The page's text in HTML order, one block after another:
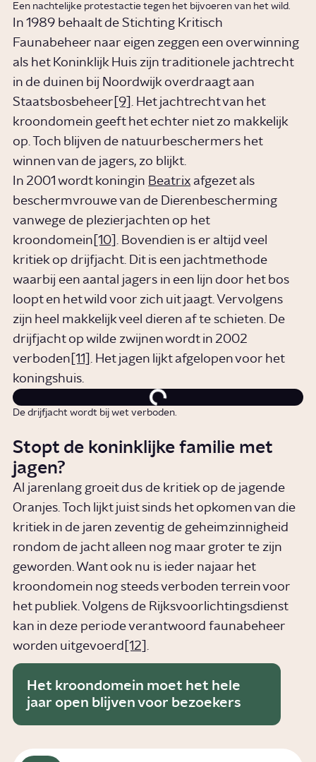
Een nachtelijke protestactie tegen het bijvoeren van het wild.
In 1989 behaalt de Stichting Kritisch
Faunabeheer naar eigen zeggen een overwinning
als het Koninklijk Huis zijn traditionele jachtrecht
in de duinen bij Noordwijk overdraagt aan
Staatsbosbeheer [9]. Het jachtrecht van het
kroondomein geeft het echter niet zo makkelijk
op. Toch blijven de natuurbeschermers het
winnen van de jagers, zo blijkt.
In 2001 wordt koningin Beatrix afgezet als
beschermvrouwe van de Dierenbescherming
vanwege de plezierjachten op het
kroondomein [10]. Bovendien is er altijd veel
kritiek op drijfjacht. Dit is een jachtmethode
waarbij een aantal jagers in een lijn door het bos
loopt en het wild voor zich uit jaagt. Vervolgens
zijn heel makkelijk veel dieren af te schieten. De
drijfjacht op wilde zwijnen wordt in 2002
verboden [11]. Het jagen lijkt afgelopen voor het
koningshuis.
De drijfjacht wordt bij wet verboden.
Stopt de koninklijke familie met
jagen?
Al jarenlang groeit dus de kritiek op de jagende
Oranjes. Toch lijkt juist sinds het opkomen van die
kritiek in de jaren zeventig de geheimzinnigheid
rondom de jacht alleen nog maar groter te zijn
geworden. Want ook nu is ieder najaar het
kroondomein nog steeds verboden terrein voor
het publiek. Volgens de Rijksvoorlichtingsdienst
kan in deze periode verantwoord faunabeheer
worden uitgevoerd [12]
Het kroondomein moet het hele
jaar open blijven voor bezoekers